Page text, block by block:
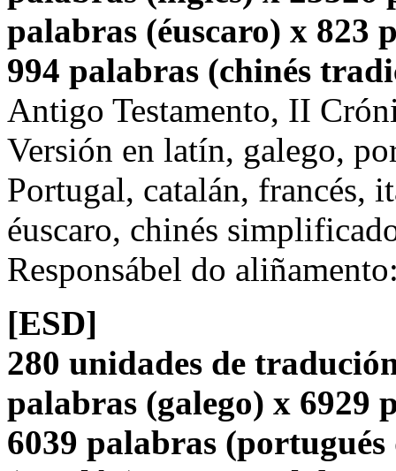
palabras (éuscaro) x 823
994 palabras (chinés
Antigo Testamento, II
Versión en latín, galego,
Portugal, catalán, francés,
éuscaro, chinés
Responsábel do
[ESD]
280 unidades de
palabras (galego) x 6929
6039 palabras